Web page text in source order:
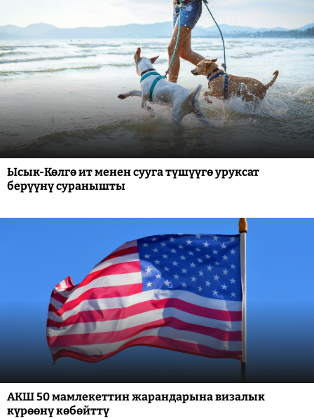
Ысык-Көлгө ит менен сууга түшүүгө уруксат
берүүнү суранышты
АКШ 50 мамлекеттин жарандарына визалык
күрөөнү көбөйттү